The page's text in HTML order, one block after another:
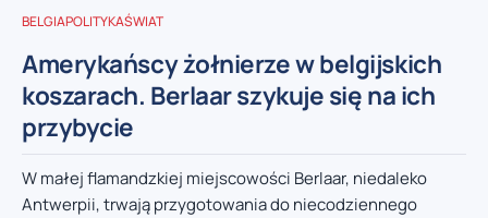
BELGIAPOLITYKAŚWIAT
Amerykańscy żołnierze w belgijskich
koszarach. Berlaar szykuje się na ich
przybycie
W małej flamandzkiej miejscowości Berlaar, niedaleko
Antwerpii, trwają przygotowania do niecodziennego